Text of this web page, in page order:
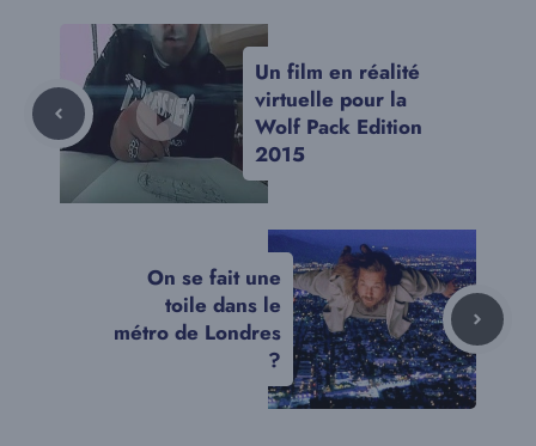
Un film en réalité
virtuelle pour la
Wolf Pack Edition
2015
On se fait une
toile dans le
métro de Londres
?